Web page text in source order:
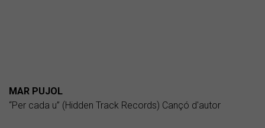
MAR PUJOL
“Per cada u” (Hidden Track Records) Cançó d'autor